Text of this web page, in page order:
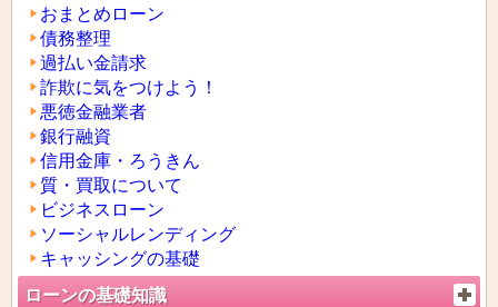
おまとめローン
債務整理
過払い金請求
詐欺に気をつけよう！
悪徳金融業者
銀行融資
信用金庫・ろうきん
質・買取について
ビジネスローン
ソーシャルレンディング
キャッシングの基礎
ローンの基礎知識